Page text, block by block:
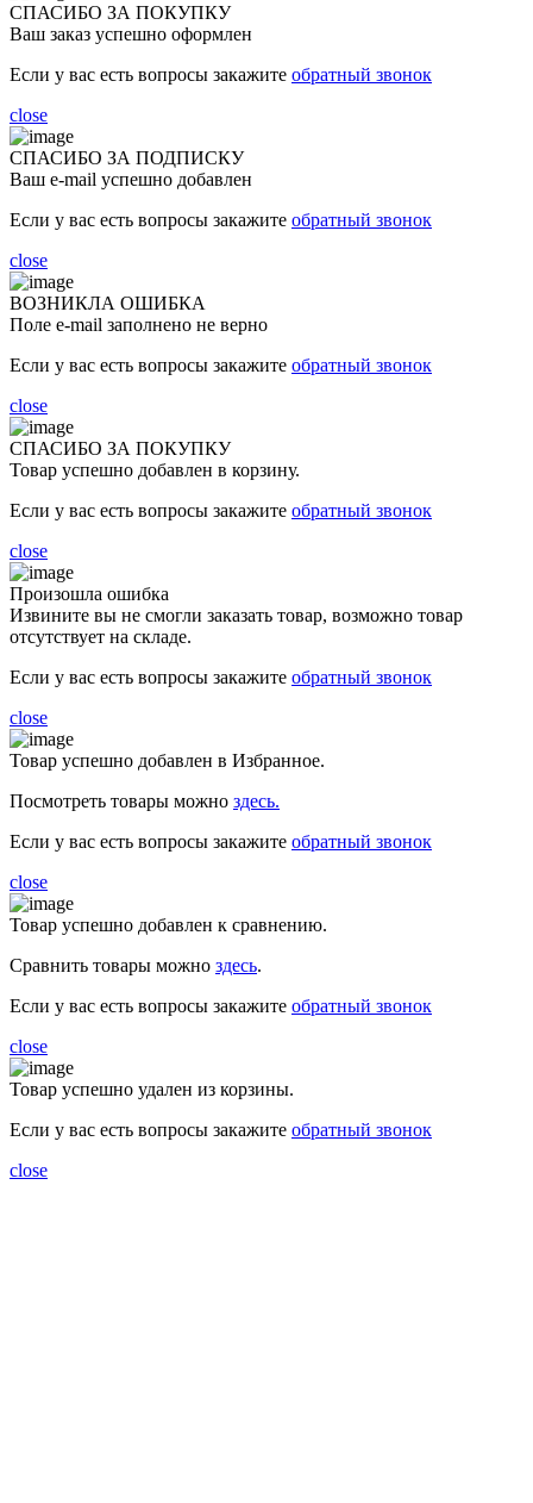
СПАСИБО ЗА ПОКУПКУ
Ваш заказ успешно оформлен
Если у вас есть вопросы закажите обратный звонок
close
СПАСИБО ЗА ПОДПИСКУ
Ваш e-mail успешно добавлен
Если у вас есть вопросы закажите обратный звонок
close
ВОЗНИКЛА ОШИБКА
Поле e-mail заполнено не верно
Если у вас есть вопросы закажите обратный звонок
close
СПАСИБО ЗА ПОКУПКУ
Товар успешно добавлен в корзину.
Если у вас есть вопросы закажите обратный звонок
close
Произошла ошибка
Извините вы не смогли заказать товар, возможно товар
отсутствует на складе.
Если у вас есть вопросы закажите обратный звонок
close
Товар успешно добавлен в Избранное.
Посмотреть товары можно здесь.
Если у вас есть вопросы закажите обратный звонок
close
Товар успешно добавлен к сравнению.
Сравнить товары можно здесь.
Если у вас есть вопросы закажите обратный звонок
close
Товар успешно удален из корзины.
Если у вас есть вопросы закажите обратный звонок
close